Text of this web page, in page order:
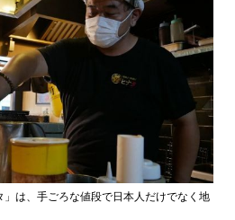
は、手ごろな値段で日本人だけでなく地